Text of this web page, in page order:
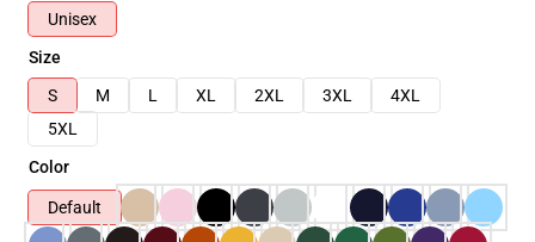
Unisex
Size
S
M L XL 2XL 3XL
4XL
5XL
Color
Default